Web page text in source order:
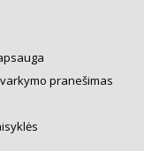
pranešimas